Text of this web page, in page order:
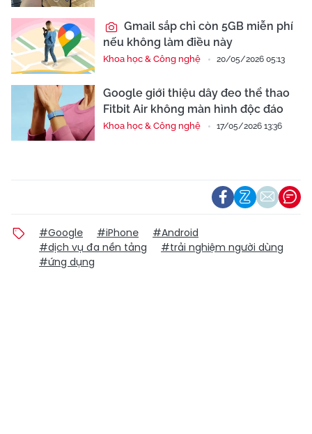
Gmail sắp chỉ còn 5GB miễn phí
nếu không làm điều này
Khoa học & Công nghệ 20/05/2026 05:13
Google giới thiệu dây đeo thể thao
Fitbit Air không màn hình độc đáo
Khoa học & Công nghệ 17/05/2026 13:36
#Google #iPhone
#Android
#dịch vụ đa nền tảng
#trải nghiệm người dùng
#ứng dụng